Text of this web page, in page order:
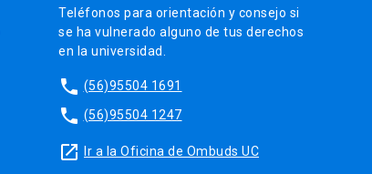
Teléfonos para orientación y consejo si
se ha vulnerado alguno de tus derechos
en la universidad.
phone (56)95504 1691
phone (56)95504 1247
launch Ir a la Oficina de Ombuds UC